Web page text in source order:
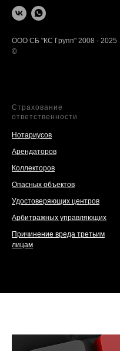
ООО СБ "КС Групп" 2008 - 2025
©
Страхование
ответственности
Нотариусов
Арендаторов
Коллекторов
Опасных объектов
Удостоверяющих центров
Арбитражных управляющих
Причинение вреда третьим
лицам